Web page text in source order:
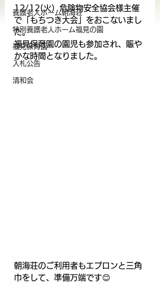
養護老人ホーム朝海荘
特別養護老人ホーム福見の園
福見保育園
入札公告
清和会
12/12(火）危険物安全協会様主催
で「もちつき大会」をおこないまし
た。
福見保育園の園児も参加され、賑や
かな時間となりました。
朝海荘のご利用者もエプロンと三角
巾をして、準備万端です😊